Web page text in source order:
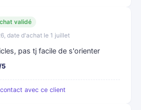
validé
date d'achat le 1 juillet
pas tj facile de s'orienter
avec ce client